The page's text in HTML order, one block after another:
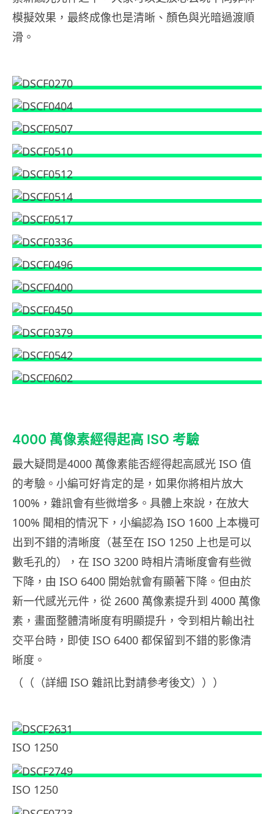
模擬效果，最終成像也是清晰、顏色與光暗過渡順
滑。
4000 萬像素經得起高 ISO 考驗
最大疑問是4000 萬像素能否經得起高感光 ISO 值
的考驗。小編可好肯定的是，如果你將相片放大
100%，雜訊會有些微增多。具體上來說，在放大
100% 聞相的情況下，小編認為 ISO 1600 上本機可
出到不錯的清晰度（甚至在 ISO 1250 上也是可以
數毛孔的），在 ISO 3200 時相片清晰度會有些微
下降，由 ISO 6400 開始就會有顯著下降。但由於
新一代感光元件，從 2600 萬像素提升到 4000 萬像
素，畫面整體清晰度有明顯提升，令到相片輸出社
交平台時，即使 ISO 6400 都保留到不錯的影像清
晰度。
（（（詳細 ISO 雜訊比對請參考後文）））
ISO 1250
ISO 1250